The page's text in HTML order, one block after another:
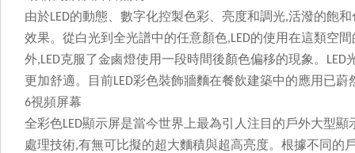
由於LED的動態、數字化控製色彩、亮度和調光,活潑的飽
效果。從白光到全光譜中的任意顏色,LED的使用在這類空間
外,LED克服了金鹵燈使用一段時間後顏色偏移的現象。 LED
更加舒適。目前LED彩色裝飾牆麵在餐飲建築中的應用已蔚然
6視頻屏幕
全彩色LED顯示屏是當今世界上最為引人注目的戶外大型顯
處理技術,有無可比擬的超大麵積與超高亮度。根據不同的